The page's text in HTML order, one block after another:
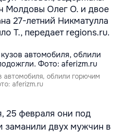
Молдовы Олег О. и двое
27-летний Никматулла
Т., передает regions.ru.
облили горючим
aferizm.ru
25 февраля они под
заманили двух мужчин в